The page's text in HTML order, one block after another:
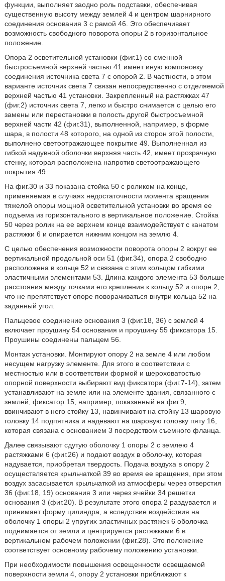
функции, выполняет заодно роль подставки, обеспечивая
существенную высоту между землей 4 и центром шарнирного
соединения основания 3 с рамой 46. Это обеспечивает
возможность свободного поворота опоры 2 в горизонтальное
положение.
Опора 2 осветительной установки (фиг.1) со сменной
быстросъемной верхней частью 41 имеет иную компоновку
соединения источника света 7 с опорой 2. В частности, в этом
варианте источник света 7 связан непосредственно с отделяемой
верхней частью 41 установки. Закрепленный на растяжках 47
(фиг.2) источник света 7, легко и быстро снимается с целью его
замены или перестановки в полость другой быстросъемной
верхней части 42 (фиг.31), выполненной, например, в форме
шара, в полости 48 которого, на одной из сторон этой полости,
выполнено светоотражающее покрытие 49. Выполненная из
гибкой надувной оболочки верхняя часть 42, имеет прозрачную
стенку, которая расположена напротив светоотражающего
покрытия 49.
На фиг.30 и 33 показана стойка 50 с роликом на конце,
применяемая в случаях недостаточности момента вращения
тяжелой опоры мощной осветительной установки во время ее
подъема из горизонтального в вертикальное положение. Стойка
50 через ролик на ее верхнем конце взаимодействует с канатом
растяжки 6 и опирается нижним концом на землю 4.
С целью обеспечения возможности поворота опоры 2 вокруг ее
вертикальной продольной оси 51 (фиг.34), опора 2 свободно
расположена в кольце 52 и связана с этим кольцом гибкими
эластичными элементами 53. Длина каждого элемента 53 больше
расстояния между точками его крепления к кольцу 52 и опоре 2,
что не препятствует опоре поворачиваться внутри кольца 52 на
заданный угол.
Пальцевое соединение основания 3 (фиг.18, 36) с землей 4
включает проушину 54 основания и проушину 55 фиксатора 15.
Проушины соединены пальцем 56.
Монтаж установки. Монтируют опору 2 на земле 4 или любом
несущем нагрузку элементе. Для этого в соответствии с
местностью или в соответствии формой и шероховатостью
опорной поверхности выбирают вид фиксатора (фиг.7-14), затем
устанавливают на земле или на элементе здания, связанного с
землей, фиксатор 15, например, показанный на фиг.9,
ввинчивают в него стойку 13, навинчивают на стойку 13 шаровую
головку 14 подпятника и надевают на шаровую головку пяту 16,
которая связана с основанием 3 посредством съемного фланца.
Далее связывают сдутую оболочку 1 опоры 2 с землею 4
растяжками 6 (фиг.26) и подают воздух в оболочку, которая
надувается, приобретая твердость. Подача воздуха в опору 2
осуществляется крыльчаткой 39 во время ее вращения, при этом
воздух засасывается крыльчаткой из атмосферы через отверстия
36 (фиг.18, 19) основания 3 или через ячейки 34 решетки
основания 3 (фиг.20). В результате этого опора 2 раздувается и
принимает форму цилиндра, а вследствие воздействия на
оболочку 1 опоры 2 упругих эластичных растяжек 6 оболочка
поднимается от земли и центрируется растяжками 6 в
вертикальном рабочем положении (фиг.28). Это положение
соответствует основному рабочему положению установки.
При необходимости повышения освещенности освещаемой
поверхности земли 4, опору 2 установки приближают к